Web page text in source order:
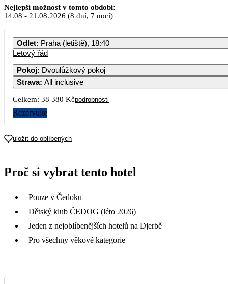
Nejlepší možnost v tomto období:
14.08 - 21.08.2026 (8 dní, 7 nocí)
Odlet: Praha (letiště), 18:40
Letový řád
Pokoj: Dvoulůžkový pokoj
Strava: All inclusive
Celkem: 38 380 Kčpodrobnosti
Rezervujte
uložit do oblíbených
Proč si vybrat tento hotel
Pouze v Čedoku
Dětský klub ČEDOG (léto 2026)
Jeden z nejoblíbenějších hotelů na Djerbě
Pro všechny věkové kategorie